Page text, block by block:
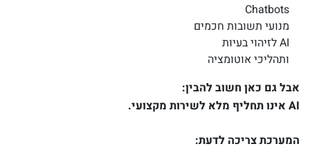
Chatbots
מנועי תשובות חכמים
AI לזיהוי בעיות
ותהליכי אוטומציה
אבל גם כאן חשוב להבין:
AI אינו תחליף מלא לשירות מקצועי.
המערכת צריכה לדעת: